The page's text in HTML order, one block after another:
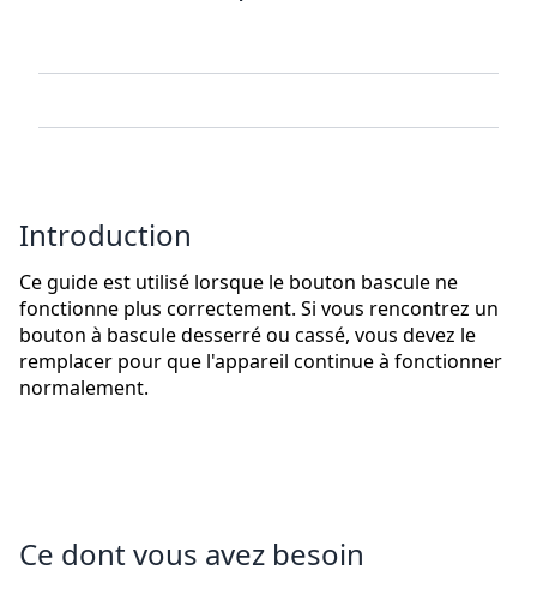
Introduction
Ce guide est utilisé lorsque le bouton bascule ne
fonctionne plus correctement. Si vous rencontrez un
bouton à bascule desserré ou cassé, vous devez le
remplacer pour que l'appareil continue à fonctionner
normalement.
Ce dont vous avez besoin